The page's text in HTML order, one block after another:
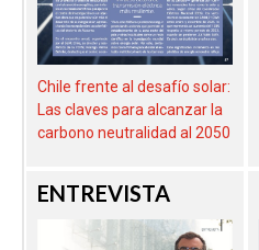
Chile frente al desafío solar:
Las claves para alcanzar la
carbono neutralidad al 2050
ENTREVISTA